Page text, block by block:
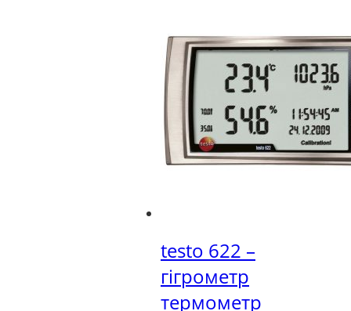
testo 622 –
гігрометр
термометр